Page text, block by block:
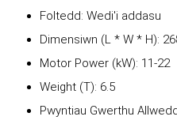
Foltedd: Wedi'i addasu
Dimensiwn (L * W * H):
Motor Power (kW): 11-22
Weight (T): 6.5
Pwyntiau Gwerthu